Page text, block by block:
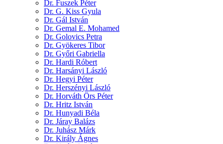
Dr. Fuszek Péter
Dr. G. Kiss Gyula
Dr. Gál István
Dr. Gemal E. Mohamed
Dr. Golovics Petra
Dr. Gyökeres Tibor
Dr. Győri Gabriella
Dr. Hardi Róbert
Dr. Harsányi László
Dr. Hegyi Péter
Dr. Herszényi László
Dr. Horváth Örs Péter
Dr. Hritz István
Dr. Hunyadi Béla
Dr. Járay Balázs
Dr. Juhász Márk
Dr. Király Ágnes